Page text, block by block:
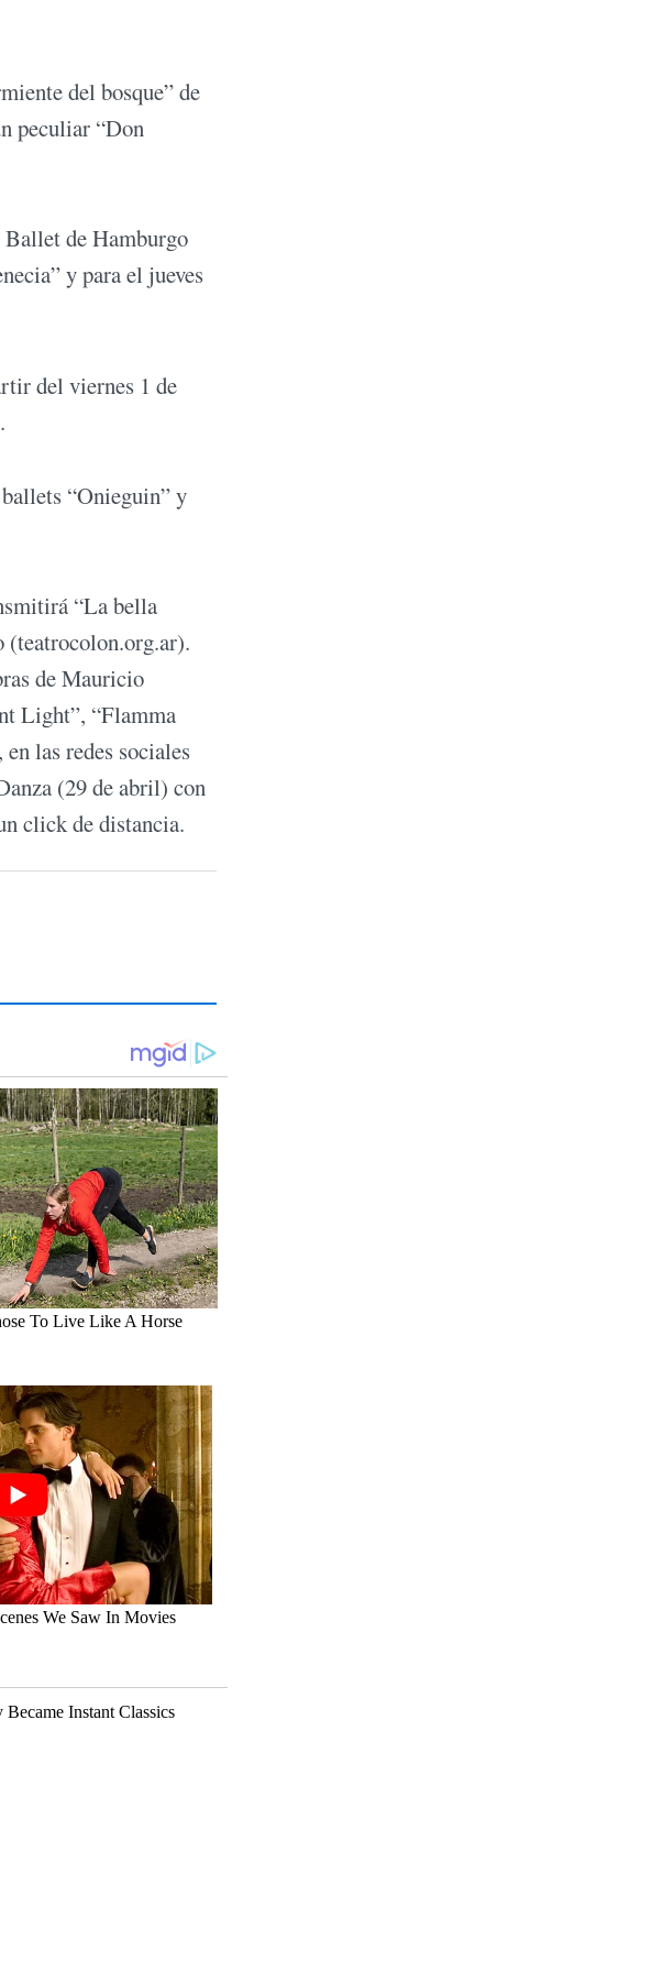
del bosque” de
peculiar “Don
Ballet de Hamburgo
y para el jueves
del viernes 1 de
“Onieguin” y
“La bella
(teatrocolon.org.ar).
de Mauricio
Light”, “Flamma
las redes sociales
(29 de abril) con
click de distancia.